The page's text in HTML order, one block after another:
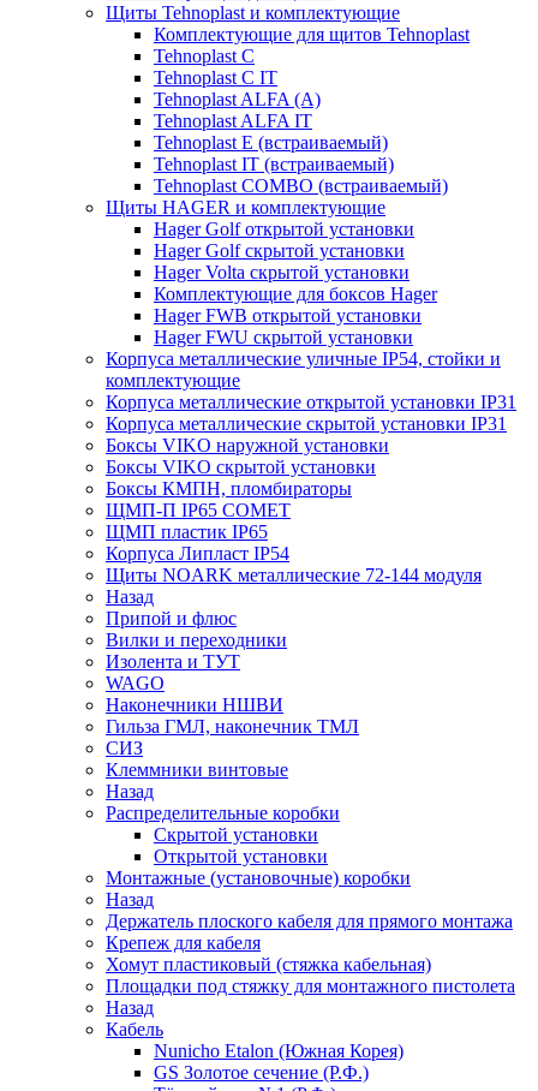
Щиты Tehnoplast и комплектующие
Комплектующие для щитов Tehnoplast
Tehnoplast C
Tehnoplast C IT
Tehnoplast ALFA (А)
Tehnoplast ALFA IT
Tehnoplast E (встраиваемый)
Tehnoplast IT (встраиваемый)
Tehnoplast COMBO (встраиваемый)
Щиты HAGER и комплектующие
Hager Golf открытой установки
Hager Golf скрытой установки
Hager Volta скрытой установки
Комплектующие для боксов Hager
Hager FWB открытой установки
Hager FWU скрытой установки
Корпуса металлические уличные IP54, стойки и
комплектующие
Корпуса металлические открытой установки IP31
Корпуса металлические скрытой установки IP31
Боксы VIKO наружной установки
Боксы VIKO скрытой установки
Боксы КМПН, пломбираторы
ЩМП-П IP65 COMET
ЩМП пластик IP65
Корпуса Липласт IP54
Щиты NOARK металлические 72-144 модуля
Назад
Припой и флюс
Вилки и переходники
Изолента и ТУТ
WAGO
Наконечники НШВИ
Гильза ГМЛ, наконечник ТМЛ
СИЗ
Клеммники винтовые
Назад
Распределительные коробки
Скрытой установки
Открытой установки
Монтажные (установочные) коробки
Назад
Держатель плоского кабеля для прямого монтажа
Крепеж для кабеля
Хомут пластиковый (стяжка кабельная)
Площадки под стяжку для монтажного пистолета
Назад
Кабель
Nunicho Etalon (Южная Корея)
GS Золотое сечение (Р.Ф.)